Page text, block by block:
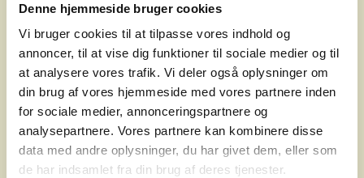
Denne hjemmeside bruger cookies
Vi bruger cookies til at tilpasse vores indhold og
annoncer, til at vise dig funktioner til sociale medier og til
at analysere vores trafik. Vi deler også oplysninger om
din brug af vores hjemmeside med vores partnere inden
for sociale medier, annonceringspartnere og
analysepartnere. Vores partnere kan kombinere disse
data med andre oplysninger, du har givet dem, eller som
de har indsamlet fra din brug af deres tjenester.